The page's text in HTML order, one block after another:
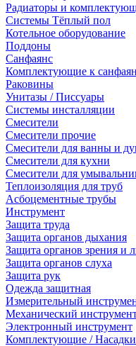
Радиаторы и
Системы Тёплый пол
Котельное оборудование
Поддоны
Санфаянс
Комплектующие к
Раковины
Унитазы / Писсуары
Системы инсталляции
Смесители
Смесители прочие
Смесители для ванны и
Смесители для кухни
Смесители для
Теплоизоляция для труб
Асбоцементные трубы
Инструмент
Защита труда
Защита органов дыхания
Защита органов зрения и
Защита органов слуха
Защита рук
Одежда защитная
Измерительный
Механический
Электронный инструмент
Комплектующие / Насадки